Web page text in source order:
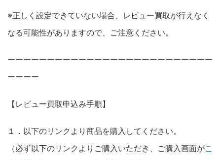
※正しく設定できていない場合、レビュー買取が行えなく
なる可能性がありますので、ご注意ください。
ーーーーーーーーーーーーーーーーーーーーーーーーーー
ーーーー
【レビュー買取申込み手順】
１．以下のリンクより商品を購入してください。
（必ず以下のリンクよりご購入いただき、ご購入画面がこ